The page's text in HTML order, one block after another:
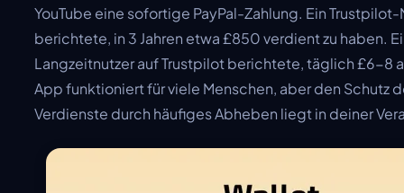
YouTube eine sofortige PayPal-Zahlung. Ein
berichtete, in 3 Jahren etwa £850 verdient zu haben.
Langzeitnutzer auf Trustpilot berichtete, täglich £6-8
App funktioniert für viele Menschen, aber den Schutz
Verdienste durch häufiges Abheben liegt in deiner